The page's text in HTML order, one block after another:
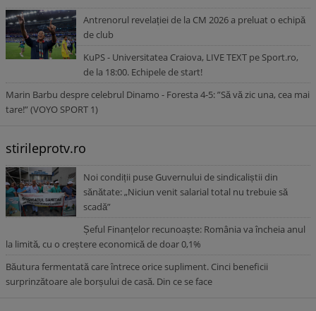
Antrenorul revelației de la CM 2026 a preluat o echipă
de club
KuPS - Universitatea Craiova, LIVE TEXT pe Sport.ro,
de la 18:00. Echipele de start!
Marin Barbu despre celebrul Dinamo - Foresta 4-5: ”Să vă zic una, cea mai
tare!” (VOYO SPORT 1)
stirileprotv.ro
Noi condiții puse Guvernului de sindicaliștii din
sănătate: „Niciun venit salarial total nu trebuie să
scadă”
Șeful Finanțelor recunoaște: România va încheia anul
la limită, cu o creștere economică de doar 0,1%
Băutura fermentată care întrece orice supliment. Cinci beneficii
surprinzătoare ale borșului de casă. Din ce se face